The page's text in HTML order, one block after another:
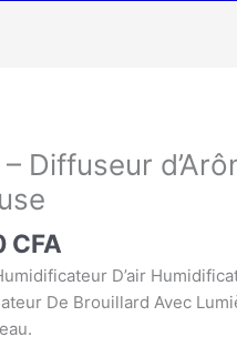
Diffuseur
CFA.
CFA
prix
actuel
D’air
De Brouillard Avec